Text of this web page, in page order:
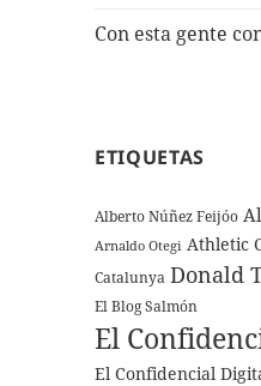
Con esta gente
ETIQUETAS
Alberto Núñez Feijóo
Arnaldo Otegi Athletic
Catalunya Donald
El Blog Salmón
El
El Confidencial